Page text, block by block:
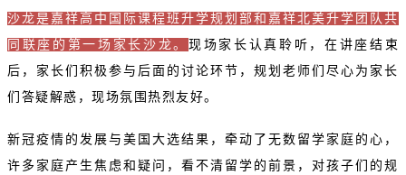
沙龙是嘉祥高中国际课程班升学规划部和嘉祥北美升学团队共
同联座的第一场家长沙龙。 现场家长认真聆听，在讲座结束
后，家长们积极参与后面的讨论环节，规划老师们尽心为家长
们答疑解惑，现场氛围热烈友好。
新冠疫情的发展与美国大选结果，牵动了无数留学家庭的心，
许多家庭产生焦虑和疑问，看不清留学的前景，对孩子们的规